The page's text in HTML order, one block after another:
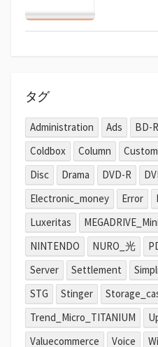
タグ
Administration Ads BD-R
Coldbox
Column
Disc
Drama DVD-R
Electronic_money
Error
Luxeritas
MEGADRIVE_Mini
NINTENDO
NURO_光
Server
Settlement
STG
Stinger
Trend_Micro_TITANIUM
Valuecommerce
Voice